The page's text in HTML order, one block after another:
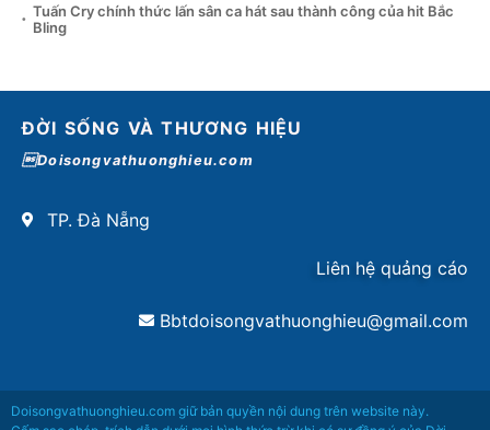
Tuấn Cry chính thức lấn sân ca hát sau thành công của hit Bắc
Bling
ĐỜI SỐNG VÀ THƯƠNG HIỆU
Doisongvathuonghieu.com
TP. Đà Nẵng
Liên hệ quảng cáo
Bbtdoisongvathuonghieu@gmail.com
Doisongvathuonghieu.com giữ bản quyền nội dung trên website này.